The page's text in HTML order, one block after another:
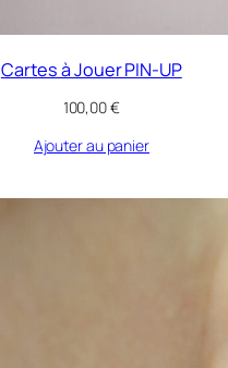
Cartes à Jouer PIN-UP
100,00€
Ajouter au panier